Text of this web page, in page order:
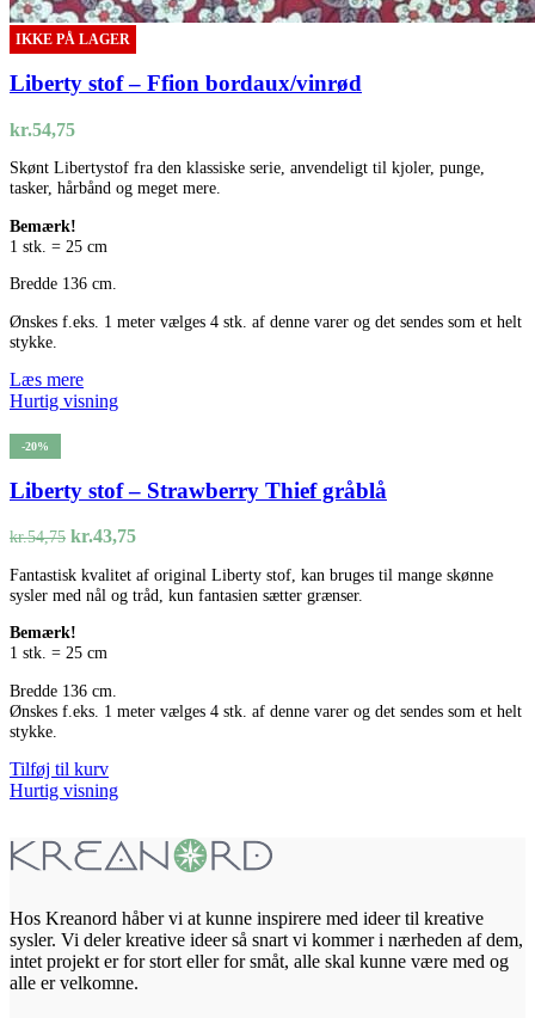
IKKE PÅ LAGER
Liberty stof – Ffion bordaux/vinrød
kr.54,75
Skønt Libertystof fra den klassiske serie, anvendeligt til kjoler, punge,
tasker, hårbånd og meget mere.
Bemærk!
1 stk. = 25 cm
Bredde 136 cm.
Ønskes f.eks. 1 meter vælges 4 stk. af denne varer og det sendes som et helt
stykke.
Læs mere
Hurtig visning
-20%
Liberty stof – Strawberry Thief gråblå
kr.54,75 Den
pris
var:
kr.43,75Den
pris
er:
Fantastisk kvalitet af original Liberty stof, kan bruges til mange skønne
sysler med nål og tråd, kun fantasien sætter grænser.
Bemærk!
1 stk. = 25 cm
Bredde 136 cm.
Ønskes f.eks. 1 meter vælges 4 stk. af denne varer og det sendes som et helt
stykke.
Tilføj til kurv
Hurtig visning
Hos Kreanord håber vi at kunne inspirere med ideer til kreative
sysler. Vi deler kreative ideer så snart vi kommer i nærheden af dem,
intet projekt er for stort eller for småt, alle skal kunne være med og
alle er velkomne.